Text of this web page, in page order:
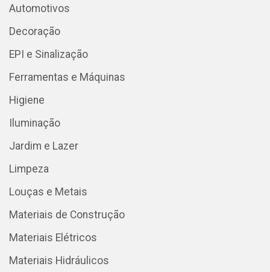
Automotivos
Decoração
EPI e Sinalização
Ferramentas e Máquinas
Higiene
Iluminação
Jardim e Lazer
Limpeza
Louças e Metais
Materiais de Construção
Materiais Elétricos
Materiais Hidráulicos